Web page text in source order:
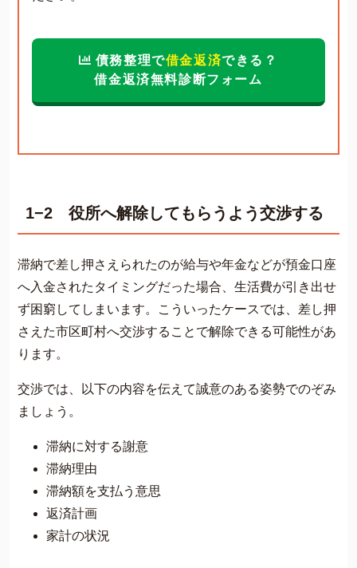
債務整理で借金返済できる？
借金返済無料診断フォーム
1−2 役所へ解除してもらうよう交渉する
滞納で差し押さえられたのが給与や年金などが預金口座
へ入金されたタイミングだった場合、生活費が引き出せ
ず困窮してしまいます。こういったケースでは、差し押
さえた市区町村へ交渉することで解除できる可能性があ
ります。
交渉では、以下の内容を伝えて誠意のある姿勢でのぞみ
ましょう。
滞納に対する謝意
滞納理由
滞納額を支払う意思
返済計画
家計の状況